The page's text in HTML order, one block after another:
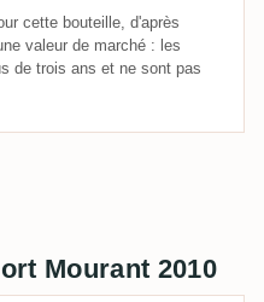
cette bouteille, d'après
valeur de marché : les
de trois ans et ne sont pas
Mourant 2010